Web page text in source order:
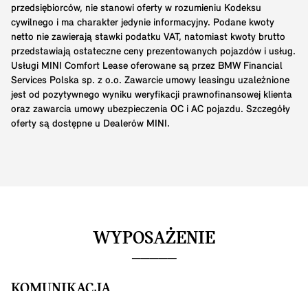
przedsiębiorców, nie stanowi oferty w rozumieniu Kodeksu
cywilnego i ma charakter jedynie informacyjny. Podane kwoty
netto nie zawierają stawki podatku VAT, natomiast kwoty brutto
przedstawiają ostateczne ceny prezentowanych pojazdów i usług.
Usługi MINI Comfort Lease oferowane są przez BMW Financial
Services Polska sp. z o.o. Zawarcie umowy leasingu uzależnione
jest od pozytywnego wyniku weryfikacji prawnofinansowej klienta
oraz zawarcia umowy ubezpieczenia OC i AC pojazdu. Szczegóły
oferty są dostępne u Dealerów MINI.
WYPOSAŻENIE